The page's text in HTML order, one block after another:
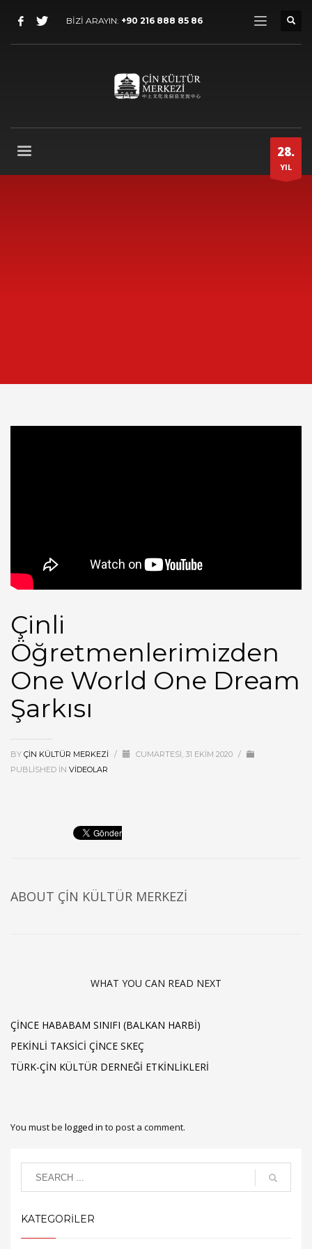
BİZİ ARAYIN: +90 216 888 85 86
28.
YIL
Çinli
Öğretmenlerimizden
One World One Dream
Şarkısı
BY ÇIN KÜLTÜR MERKEZI / CUMARTESI, 31 EKIM 2020 /
PUBLISHED IN VIDEOLAR
ABOUT ÇIN KÜLTÜR MERKEZI
WHAT YOU CAN READ NEXT
ÇINCE HABABAM SINIFI (BALKAN HARBI)
PEKINLI TAKSICI ÇINCE SKEÇ
TÜRK-ÇIN KÜLTÜR DERNEĞI ETKINLIKLERI
You must be logged in to post a comment.
KATEGORİLER